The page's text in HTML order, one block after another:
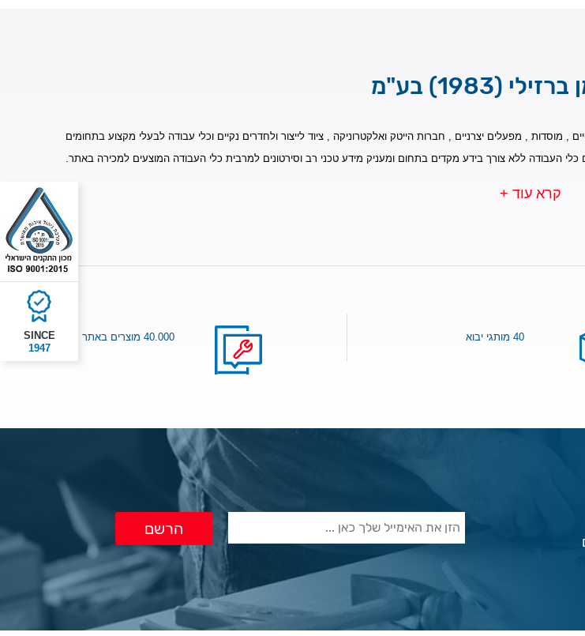
SINCE
1947
(1983) בע"מ
, מוסדות , מפעלים יצרניים , חברות הייטק ואלקטרוניקה , ציוד לייצור ולחדרים נקיים וכלי עבודה לבעלי מקצוע בתחומים
העבודה ללא צורך בידע מקדים בתחום ומעניק מידע טכני רב וסירטונים למרבית כלי העבודה המוצעים למכירה באתר.
קרא עוד +
40 מותגי יבוא 40.000 מוצרים באתר